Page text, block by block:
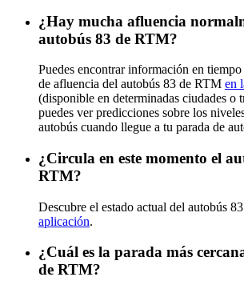
¿Hay mucha afluencia
autobús 83 de RTM?
Puedes encontrar información en
de afluencia del autobús 83 de RTM en
(disponible en determinadas ciudades o
puedes ver predicciones sobre los
autobús cuando llegue a tu parada de
¿Circula en este momento el
RTM?
Descubre el estado actual del autobús
aplicación.
¿Cuál es la parada más
de RTM?